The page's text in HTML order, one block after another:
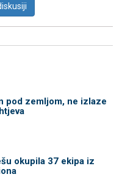
pod zemljom, ne izlaze
okupila 37 ekipa iz